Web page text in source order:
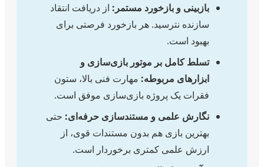
بازبینی و بازخورد مستمر: از دریافت انتقاد
سازنده نترسید. هر بازخورد فرصتی برای
بهبود است.
تسلط کامل بر موتور بازی‌سازی و
ابزارهای مربوطه: مهارت فنی بالا، ستون
فقرات یک پروژه بازی‌سازی موفق است.
نگارش علمی و مستندسازی حرفه‌ای: حتی
بهترین بازی هم بدون مستندات قوی، از
ارزش علمی کمتری برخوردار است.